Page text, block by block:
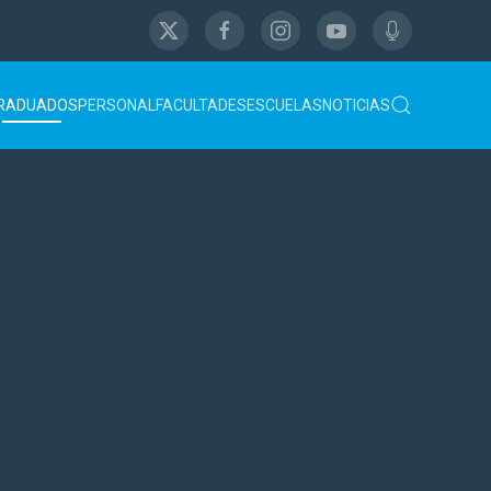
PERSONAL FACULTADESESCUELASNOTICIAS